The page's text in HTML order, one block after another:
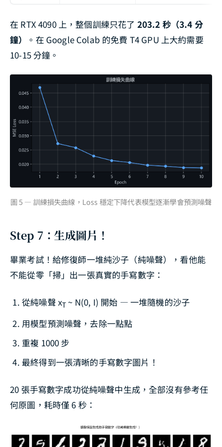
在 RTX 4090 上，整個訓練只花了 203.2 秒（3.4 分
鐘）
。在 Google Colab 的免費 T4 GPU 上大約需要
10-15 分鐘。
圖 5 — 訓練損失曲線，Loss 穩定下降代表模型逐漸學會預測噪聲
Step 7：生成圖片！
畢業考試！給修復師一堆純沙子（純噪聲），看他能
不能從零「掃」出一張真實的手寫數字：
從純噪聲 xT ~ N(0, I) 開始 — 一堆隨機的沙子
用模型預測噪聲，去除一點點
重複 1000 步
最終得到一張清晰的手寫數字圖片！
20 張手寫數字成功從純噪聲中生成，全部沒有參考任
何原圖，耗時僅 6 秒：